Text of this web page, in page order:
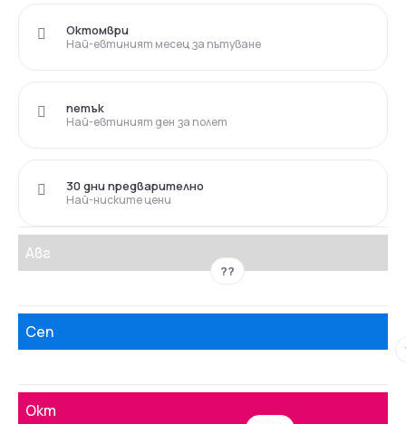
Най-евтиният месец за пътуване
Октомври
Най-евтиният ден за полет
петък
Най-ниските цени
30 дни предварително
Авг
??
Сеп
Окт